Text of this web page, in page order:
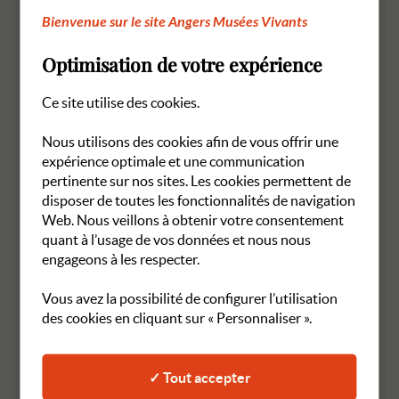
Angers – France – Tél : +33 (0)2 41 87 27 11
Toute exploitation non autorisée du site ou de l’un quelconque
d’une contrefaçon et poursuivie conformément aux dispositions
des articles L.335-2 et suivants du Code de Propriété
Intellectuelle.
4. Limitations de responsabilité.
Angers Musées Vivants ne pourra être tenue responsable des
lors de l’accès au Site officiel deAngers Musées Vivants, et
résultant soit de l’utilisation d’un matériel ne répondant pas aux
spécifications indiquées au point 4, soit de l’apparition d’un bug
Bienvenue sur le site Angers Musées Vivants
Optimisation de votre expérience
Ce site utilise des cookies.
Nous utilisons des cookies afin de vous offrir une
expérience optimale et une communication
pertinente sur nos sites. Les cookies permettent de
disposer de toutes les fonctionnalités de navigation
Web. Nous veillons à obtenir votre consentement
quant à l’usage de vos données et nous nous
engageons à les respecter.
Vous avez la possibilité de configurer l’utilisation
des cookies en cliquant sur « Personnaliser ».
✓ Tout accepter